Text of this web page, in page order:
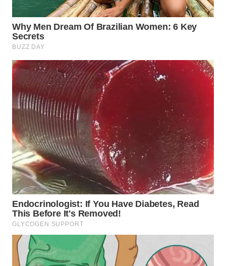
SULSEL
WN
GORONTALO
WN
SULUT
WN
MALUKU
WN
MALUT
WN
DAIRI
WN
DANAU
TOBA